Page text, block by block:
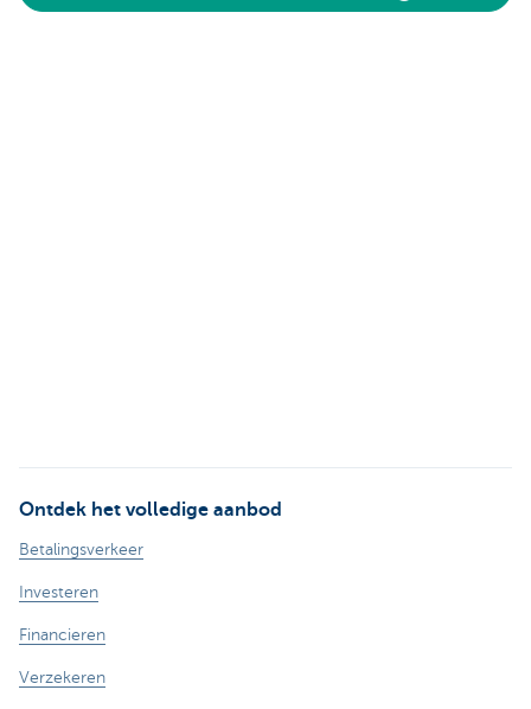
Ontdek het volledige aanbod
Betalingsverkeer
Investeren
Financieren
Verzekeren